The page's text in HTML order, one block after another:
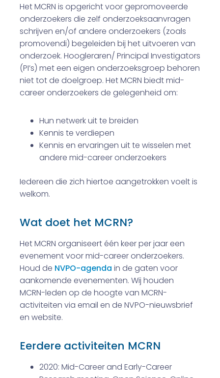
Het MCRN is opgericht voor gepromoveerde
onderzoekers die zelf onderzoeksaanvragen
schrijven en/of andere onderzoekers (zoals
promovendi) begeleiden bij het uitvoeren van
onderzoek. Hoogleraren/ Principal Investigators
(PI’s) met een eigen onderzoeksgroep behoren
niet tot de doelgroep. Het MCRN biedt mid-
career onderzoekers de gelegenheid om:
Hun netwerk uit te breiden
Kennis te verdiepen
Kennis en ervaringen uit te wisselen met
andere mid-career onderzoekers
Iedereen die zich hiertoe aangetrokken voelt is
welkom.
Wat doet het MCRN?
Het MCRN organiseert één keer per jaar een
evenement voor mid-career onderzoekers.
Houd de NVPO-agenda in de gaten voor
aankomende evenementen. Wij houden
MCRN-leden op de hoogte van MCRN-
activiteiten via email en de NVPO-nieuwsbrief
en website.
Eerdere activiteiten MCRN
2020: Mid-Career and Early-Career